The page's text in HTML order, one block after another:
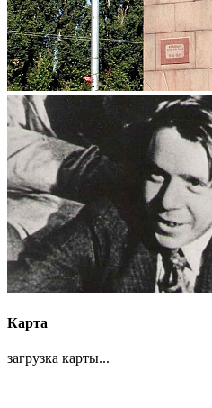
Карта
загрузка карты...